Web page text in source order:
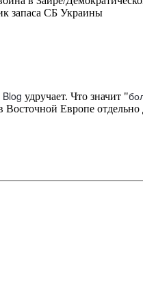
запаса СБ Украины
удручает. Что значит "
Европе отдельно